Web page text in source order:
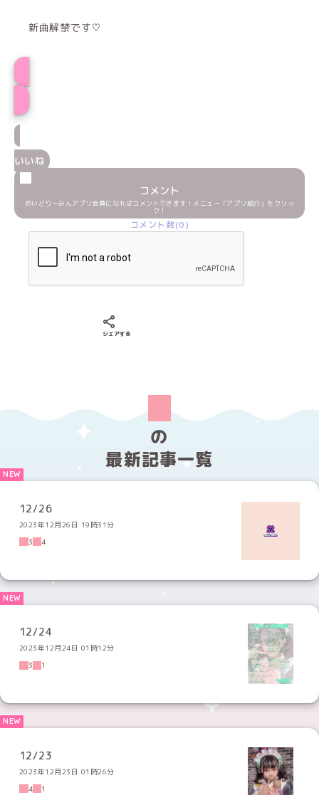
新曲解禁です♡
いいね
コメント
めいどりーみんアプリ会員になればコメントできます！メニュー「アプリ紹介」をクリッ
ク！
コメント数(0)
シェアする
の
最新記事一覧
12/26
2023年12月26日 19時31分
3
4
12/24
2023年12月24日 01時12分
3
1
12/23
2023年12月23日 01時26分
4
1